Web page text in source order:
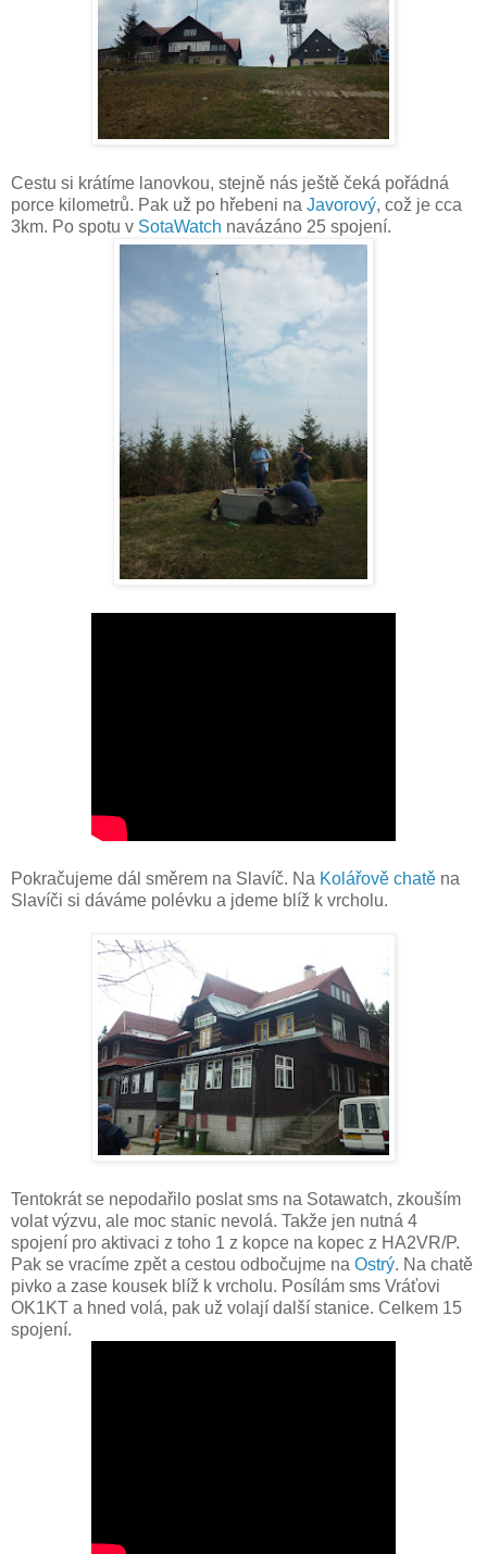
Cestu si krátíme lanovkou, stejně nás ještě čeká pořádná
porce kilometrů. Pak už po hřebeni na Javorový, což je cca
3km. Po spotu v SotaWatch navázáno 25 spojení.
Pokračujeme dál směrem na Slavíč. Na Kolářově chatě na
Slavíči si dáváme polévku a jdeme blíž k vrcholu.
Tentokrát se nepodařilo poslat sms na Sotawatch, zkouším
volat výzvu, ale moc stanic nevolá. Takže jen nutná 4
spojení pro aktivaci z toho 1 z kopce na kopec z HA2VR/P.
Pak se vracíme zpět a cestou odbočujme na Ostrý. Na chatě
pivko a zase kousek blíž k vrcholu. Posílám sms Vráťovi
OK1KT a hned volá, pak už volají další stanice. Celkem 15
spojení.